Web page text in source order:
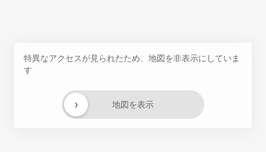
特異なアクセスが見られたため、地図を非表示にしていま
す
地図を表示
›